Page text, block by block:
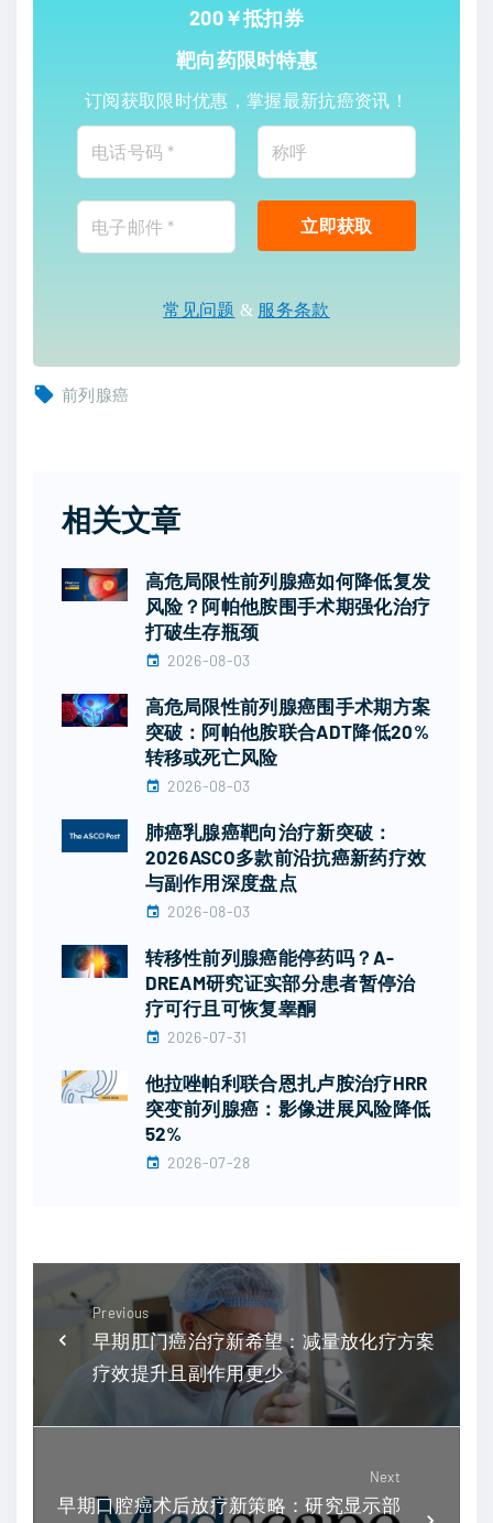
200￥抵扣券
靶向药限时特惠
订阅获取限时优惠，掌握最新抗癌资讯！
常见问题 & 服务条款
前列腺癌
相关文章
高危局限性前列腺癌如何降低复发
风险？阿帕他胺围手术期强化治疗
打破生存瓶颈
2026-08-03
高危局限性前列腺癌围手术期方案
突破：阿帕他胺联合ADT降低20%
转移或死亡风险
2026-08-03
肺癌乳腺癌靶向治疗新突破：
2026ASCO多款前沿抗癌新药疗效
与副作用深度盘点
2026-08-03
转移性前列腺癌能停药吗？A-
DREAM研究证实部分患者暂停治
疗可行且可恢复睾酮
2026-07-31
他拉唑帕利联合恩扎卢胺治疗HRR
突变前列腺癌：影像进展风险降低
52%
2026-07-28
Previous
早期肛门癌治疗新希望：减量放化疗方案
疗效提升且副作用更少
Next
早期口腔癌术后放疗新策略：研究显示部